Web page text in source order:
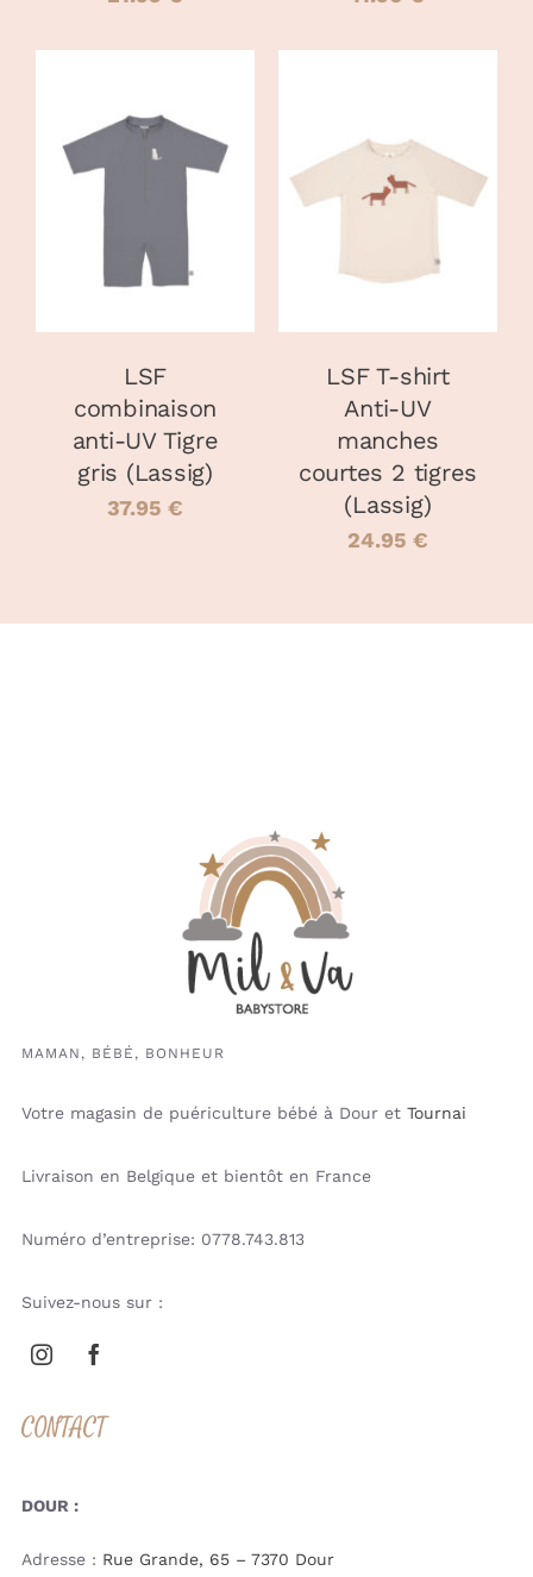
DU
DU
CHOIX DES
OPTIONS
PRODUIT
PLUSIEURS
VARIATIONS.
ÊTRE
CHOISIES
SUR
LA
PAGE
DU
LSF
combinaison
anti-UV Tigre
gris (Lassig)
37.95 €
CHOIX DES
OPTIONS CE
PLUSIEURS
PEUVENT
ÊTRE
CHOISIES
SUR
LA
PAGE
DU
PRODUIT
LSF T-shirt
Anti-UV
manches
courtes 2 tigres
(Lassig)
24.95 €
MAMAN, BÉBÉ, BONHEUR
Votre magasin de puériculture bébé à Dour et Tournai
Livraison en Belgique et bientôt en France
Numéro d’entreprise: 0778.743.813
Suivez-nous sur :
CONTACT
DOUR :
Adresse : Rue Grande, 65 – 7370 Dour